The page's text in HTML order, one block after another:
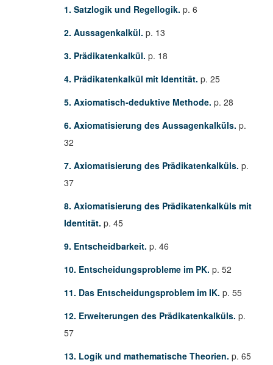
1. Satzlogik und Regellogik. p. 6
2. Aussagenkalkül. p. 13
3. Prädikatenkalkül. p. 18
4. Prädikatenkalkül mit Identität. p. 25
5. Axiomatisch-deduktive Methode. p. 28
6. Axiomatisierung des Aussagenkalküls. p.
32
7. Axiomatisierung des Prädikatenkalküls. p.
37
8. Axiomatisierung des Prädikatenkalküls mit
Identität. p. 45
9. Entscheidbarkeit. p. 46
10. Entscheidungsprobleme im PK. p. 52
11. Das Entscheidungsproblem im IK. p. 55
12. Erweiterungen des Prädikatenkalküls. p.
57
13. Logik und mathematische Theorien. p. 65